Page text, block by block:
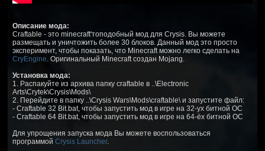
Описание мода:
Craftable - это minecraft'топодобный мод для Crysis. Вы можете
размещать и уничтожить более 30 блоков. Данный мод это просто
эксперимент, чтобы показать, что Minecraft можно легко сделать на
CryEngine . Оригинальный Minecraft создан Mojang.
Установка мода:
1. Распакуйте из архива папку craftable в ..\Electronic
Arts\Crytek\Crysis\Mods\
2. Перейдите в папку ..\Crysis Wars\Mods\craftable\ и запустите файл:
- Craftable 32 Bit.bat, чтобы запустить мод в игре на 32-ух битной ОС
- Craftable 64 Bit.bat, чтобы запустить мод в игре на 64-ёх битной ОС
Для упрощения запуска мода Вы можете воспользоваться
программой Crysis Launcher.